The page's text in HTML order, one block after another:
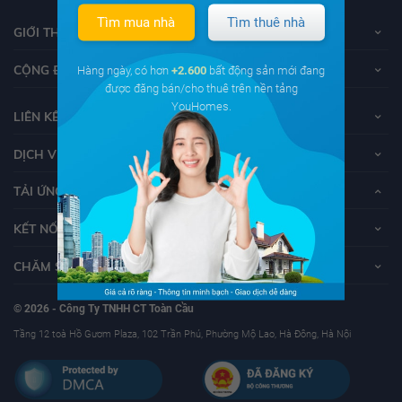
GIỚI THIỆU VỀ YOUHOMES
CỘNG ĐỒNG YOUHOMERS
LIÊN KẾT
DỊCH VỤ KHÁCH HÀNG
TẢI ỨNG DỤNG YOUHOMES
KẾT NỐI VỚI YOUHOMES
CHĂM SÓC KHÁCH HÀNG
© 2026 - Công Ty TNHH CT Toàn Cầu
Tầng 12 toà Hồ Gươm Plaza, 102 Trần Phú, Phường Mộ Lao, Hà Đông, Hà Nội
Tìm mua nhà Tìm thuê nhà
Hàng ngày, có hơn +2.600 bất động sản mới đang
được đăng bán/cho thuê trên nền tảng
YouHomes.